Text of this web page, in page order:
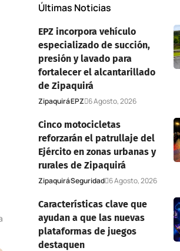
Últimas Noticias
EPZ incorpora vehículo
especializado de succión,
presión y lavado para
fortalecer el alcantarillado
de Zipaquirá
ZipaquiráEPZ 6 Agosto, 2026
Cinco motocicletas
reforzarán el patrullaje del
Ejército en zonas urbanas y
rurales de Zipaquirá
ZipaquiráSeguridad 6 Agosto, 2026
Características clave que
ayudan a que las nuevas
plataformas de juegos
destaquen